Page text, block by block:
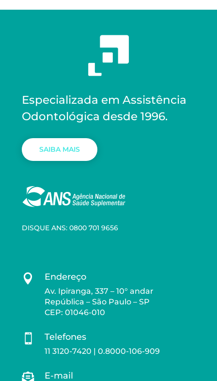
Especializada em Assistência
Odontológica desde 1996.
SAIBA MAIS
DISQUE ANS: 0800 701 9656
 Endereço
Av. Ipiranga, 337 – 10° andar
República – São Paulo – SP
CEP: 01046-010
 Telefones
11 3120-7420 | 0.8000-106-909
 E-mail